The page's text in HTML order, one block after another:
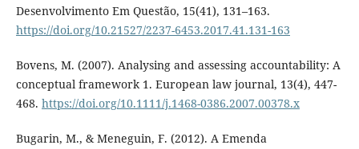
Desenvolvimento Em Questão, 15(41), 131–163.
https://doi.org/10.21527/2237-6453.2017.41.131-163
Bovens, M. (2007). Analysing and assessing accountability: A
conceptual framework 1. European law journal, 13(4), 447-
468. https://doi.org/10.1111/j.1468-0386.2007.00378.x
Bugarin, M., & Meneguin, F. (2012). A Emenda